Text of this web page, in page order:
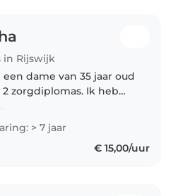
in Rijswijk
een dame van 35 jaar oud
zorgdiplomas. Ik heb
en
oppas. Momenteel werk
zorg maar met ouderen.
> 7 jaar
€ 15,00/uur